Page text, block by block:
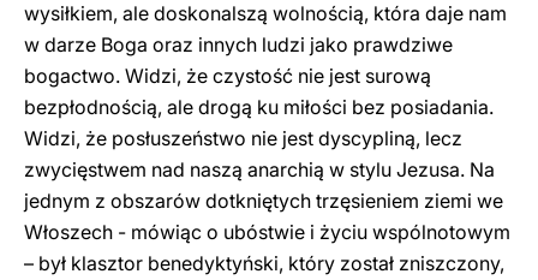
wysiłkiem, ale doskonalszą wolnością, która daje nam
w darze Boga oraz innych ludzi jako prawdziwe
bogactwo. Widzi, że czystość nie jest surową
bezpłodnością, ale drogą ku miłości bez posiadania.
Widzi, że posłuszeństwo nie jest dyscypliną, lecz
zwycięstwem nad naszą anarchią w stylu Jezusa. Na
jednym z obszarów dotkniętych trzęsieniem ziemi we
Włoszech - mówiąc o ubóstwie i życiu wspólnotowym
– był klasztor benedyktyński, który został zniszczony,